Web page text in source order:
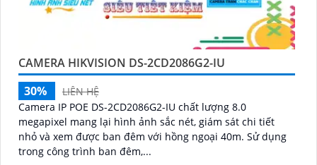
CAMERA HIKVISION DS-2CD2086G2-IU
30%
LIÊN HỆ
Camera IP POE DS-2CD2086G2-IU chất lượng 8.0
megapixel mang lại hình ảnh sắc nét, giám sát chi tiết
nhỏ và xem được ban đêm với hồng ngoại 40m. Sử dụng
trong công trình ban đêm,...